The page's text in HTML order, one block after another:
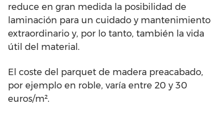
reduce en gran medida la posibilidad de
laminación para un cuidado y mantenimiento
extraordinario y, por lo tanto, también la vida
útil del material.
El coste del parquet de madera preacabado,
por ejemplo en roble, varía entre 20 y 30
euros/m².